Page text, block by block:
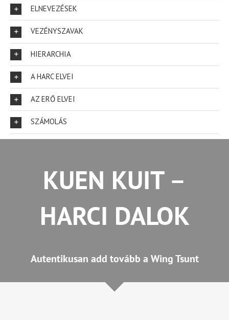
ELNEVEZÉSEK
VEZÉNYSZAVAK
HIERARCHIA
A HARC ELVEI
AZ ERŐ ELVEI
SZÁMOLÁS
KUEN KUIT –
HARCI DALOK
Autentikusan add tovább a Wing Tsunt